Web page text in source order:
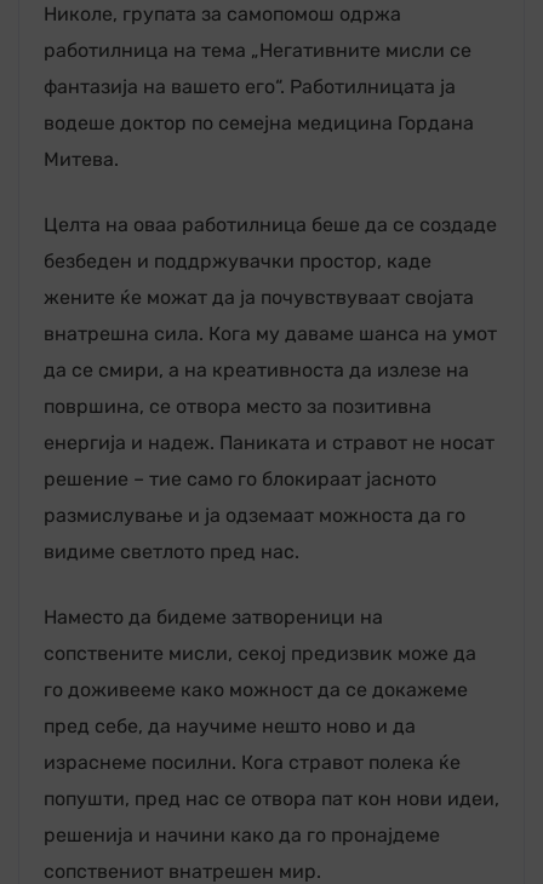
Николе, групата за самопомош одржа
работилница на тема „Негативните мисли се
фантазија на вашето его“. Работилницата ја
водеше доктор по семејна медицина Гордана
Митева.
Целта на оваа работилница беше да се создаде
безбеден и поддржувачки простор, каде
жените ќе можат да ја почувствуваат својата
внатрешна сила. Кога му даваме шанса на умот
да се смири, а на креативноста да излезе на
површина, се отвора место за позитивна
енергија и надеж. Паниката и стравот не носат
решение – тие само го блокираат јасното
размислување и ја одземаат можноста да го
видиме светлото пред нас.
Наместо да бидеме затвореници на
сопствените мисли, секој предизвик може да
го доживееме како можност да се докажеме
пред себе, да научиме нешто ново и да
израснеме посилни. Кога стравот полека ќе
попушти, пред нас се отвора пат кон нови идеи,
решенија и начини како да го пронајдеме
сопствениот внатрешен мир.